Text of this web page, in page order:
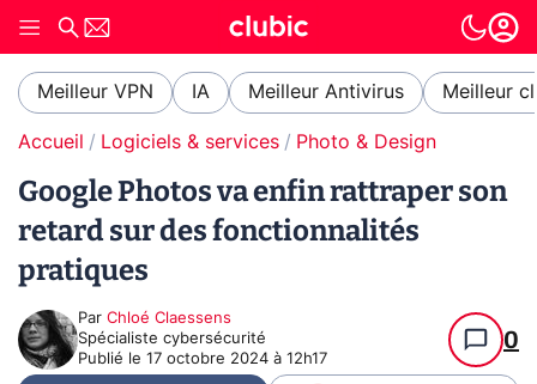
Meilleur VPN IA Meilleur Antivirus Meilleur
Accueil Logiciels & services Photo & Design
Google Photos va enfin rattraper son
retard sur des fonctionnalités
pratiques
Par Chloé Claessens
Spécialiste cybersécurité
Publié le 17 octobre 2024 à 12h17
0